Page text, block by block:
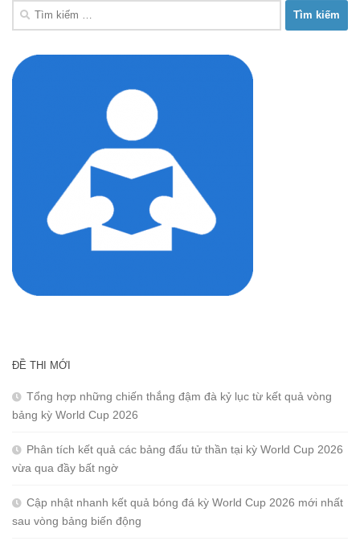
Tìm
ĐỀ THI MỚI
Tổng hợp những chiến thắng đậm đà kỷ lục từ kết quả vòng
bảng kỳ World Cup 2026
Phân tích kết quả các bảng đấu tử thần tại kỳ World Cup 2026
vừa qua đầy bất ngờ
Cập nhật nhanh kết quả bóng đá kỳ World Cup 2026 mới nhất
sau vòng bảng biến động